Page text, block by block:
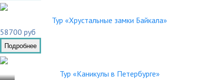
Тур «Хрустальные замки Байкала»
58700 руб
Подробнее
Тур «Каникулы в Петербурге»